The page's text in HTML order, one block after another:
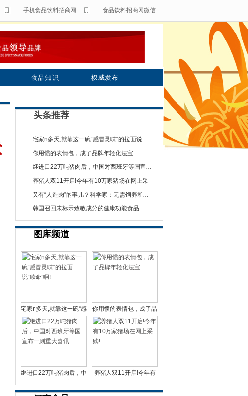
手机食品饮料招商网
食品饮料招商网微信
食品知识 权威发布
头条推荐
宅家n多天,就靠这一碗“感冒灵味“的拉面说
你用惯的表情包，成了品牌年轻化法宝
继进口22万吨猪肉后，中国对西班牙等国宣布一
养猪人双11开启!今年有10万家猪场在网上采
又有“人造肉”的事儿？科学家：无需饲养和屠宰
韩国召回未标示致敏成分的健康功能食品
图库频道
宅家n多天,就靠这一碗“感
冒灵味“的拉面说
你用惯的表情包，成了品
牌年轻化法宝
继进口22万吨猪肉后，中
养猪人双11开启!今年有